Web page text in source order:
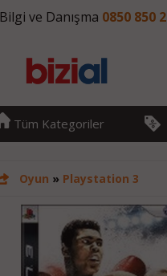
Bilgi ve Danışma 0850 850
Tüm Kategoriler
Oyun » Playstation 3